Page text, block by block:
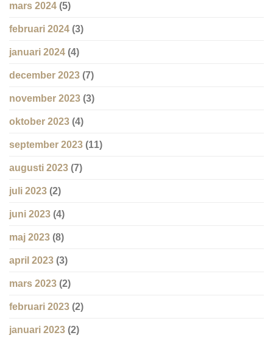
mars 2024 (5)
februari 2024 (3)
januari 2024 (4)
december 2023 (7)
november 2023 (3)
oktober 2023 (4)
september 2023 (11)
augusti 2023 (7)
juli 2023 (2)
juni 2023 (4)
maj 2023 (8)
april 2023 (3)
mars 2023 (2)
februari 2023 (2)
januari 2023 (2)